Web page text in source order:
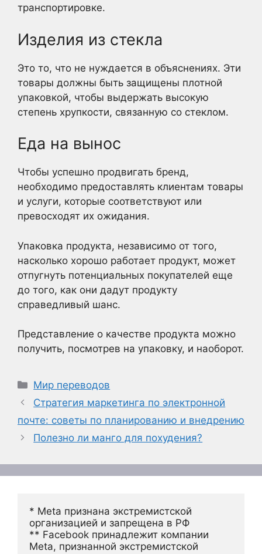
транспортировке.
Изделия из стекла
Это то, что не нуждается в объяснениях. Эти
товары должны быть защищены плотной
упаковкой, чтобы выдержать высокую
степень хрупкости, связанную со стеклом.
Еда на вынос
Чтобы успешно продвигать бренд,
необходимо предоставлять клиентам товары
и услуги, которые соответствуют или
превосходят их ожидания.
Упаковка продукта, независимо от того,
насколько хорошо работает продукт, может
отпугнуть потенциальных покупателей еще
до того, как они дадут продукту
справедливый шанс.
Представление о качестве продукта можно
получить, посмотрев на упаковку, и наоборот.
Рубрики
Мир переводов
Стратегия маркетинга по электронной
почте: советы по планированию и внедрению
Полезно ли манго для похудения?
* Meta признана экстремистской
организацией и запрещена в РФ
** Facebook принадлежит компании
Meta, признанной экстремистской